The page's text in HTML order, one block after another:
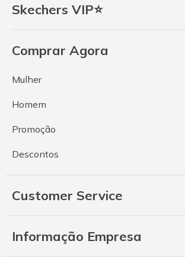
Skechers VIP⭐
Comprar Agora
Mulher
Homem
Promoção
Descontos
Customer Service
Informação Empresa